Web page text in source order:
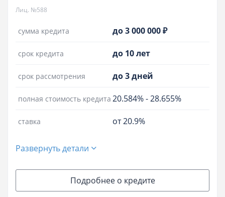
Лиц. №588
сумма кредита до 3 000 000 ₽
срок кредита до 10 лет
срок рассмотрения до 3 дней
полная стоимость кредита 20.584%-28.655%
ставка от 20.9%
Развернуть детали
Подробнее о кредите